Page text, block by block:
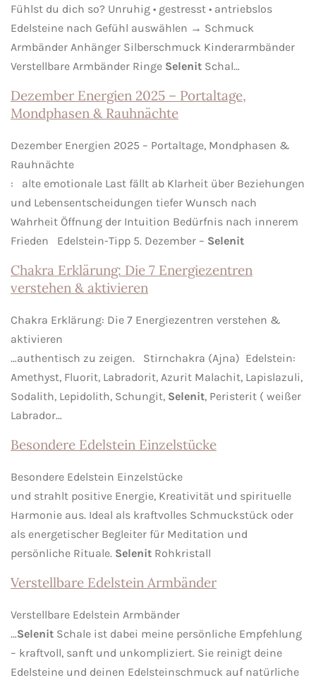
Fühlst du dich so? Unruhig • gestresst • antriebslos
Edelsteine nach Gefühl auswählen → Schmuck
Armbänder Anhänger Silberschmuck Kinderarmbänder
Verstellbare Armbänder Ringe Selenit Schal…
Dezember Energien 2025 – Portaltage,
Mondphasen & Rauhnächte
Dezember Energien 2025 – Portaltage, Mondphasen &
Rauhnächte
: alte emotionale Last fällt ab Klarheit über Beziehungen
und Lebensentscheidungen tiefer Wunsch nach
Wahrheit Öffnung der Intuition Bedürfnis nach innerem
Frieden Edelstein-Tipp 5. Dezember – Selenit
Chakra Erklärung: Die 7 Energiezentren
verstehen & aktivieren
Chakra Erklärung: Die 7 Energiezentren verstehen &
aktivieren
…authentisch zu zeigen. Stirnchakra (Ajna) Edelstein:
Amethyst, Fluorit, Labradorit, Azurit Malachit, Lapislazuli,
Sodalith, Lepidolith, Schungit, Selenit, Peristerit ( weißer
Labrador…
Besondere Edelstein Einzelstücke
Besondere Edelstein Einzelstücke
und strahlt positive Energie, Kreativität und spirituelle
Harmonie aus. Ideal als kraftvolles Schmuckstück oder
als energetischer Begleiter für Meditation und
persönliche Rituale. Selenit Rohkristall
Verstellbare Edelstein Armbänder
Verstellbare Edelstein Armbänder
…Selenit Schale ist dabei meine persönliche Empfehlung
– kraftvoll, sanft und unkompliziert. Sie reinigt deine
Edelsteine und deinen Edelsteinschmuck auf natürliche